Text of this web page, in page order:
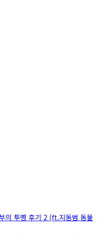
의 투병 후기 2 (ft.지동범 동물